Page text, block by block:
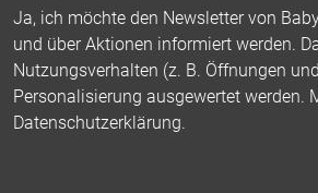
Ja, ich möchte den Newsletter von
und über Aktionen informiert werden.
Nutzungsverhalten (z. B. Öffnungen
Personalisierung ausgewertet werden.
Datenschutzerklärung.